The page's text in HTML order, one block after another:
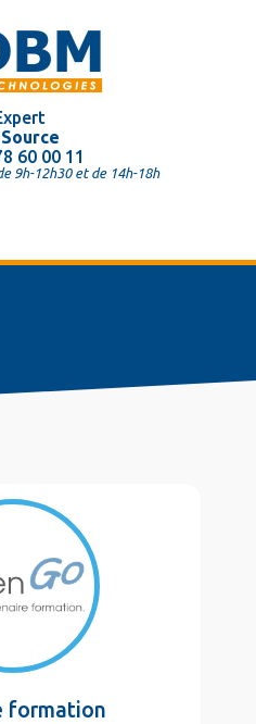
60 00 11
9h-12h30 et de 14h-18h
formation